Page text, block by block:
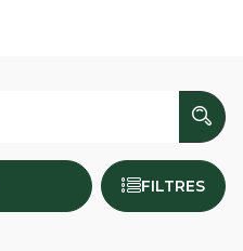
FILTRES